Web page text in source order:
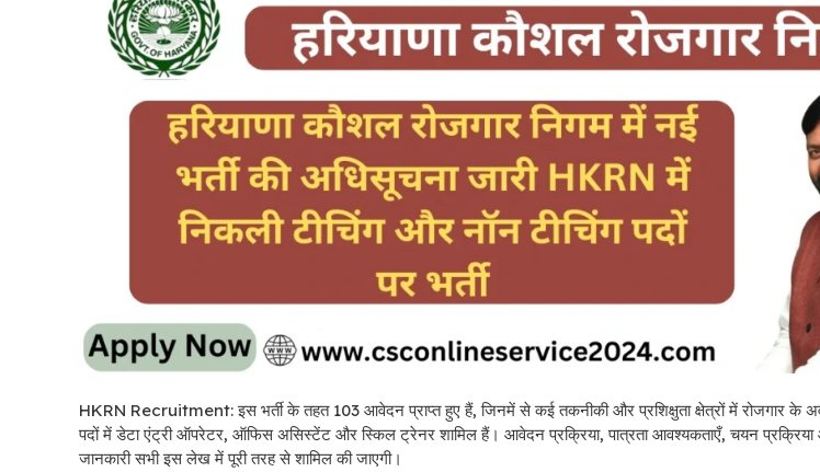
HKRN Recruitment: इस भर्ती के तहत 103 आवेदन प्राप्त हुए हैं, जिनमें से कई तकनीकी और प्रशिक्षुता क्षेत्रों में रोजगार के
पदों में डेटा एंट्री ऑपरेटर, ऑफिस असिस्टेंट और स्किल ट्रेनर शामिल हैं। आवेदन प्रक्रिया, पात्रता आवश्यकताएँ, चयन
जानकारी सभी इस लेख में पूरी तरह से शामिल की जाएगी।